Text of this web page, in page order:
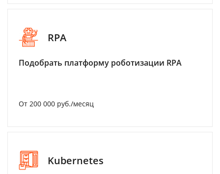
RPA
Подобрать платформу роботизации RPA
От 200 000 руб./месяц
Kubernetes